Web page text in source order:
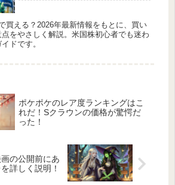
買える？2026年最新情報をもとに、買い
をやさしく解説。米国株初心者でも迷わ
ドです。
ポケポケのレア度ランキングはこ
れだ！Sクラウンの価格が驚愕だ
った！
画の公開前にあ
詳しく説明！